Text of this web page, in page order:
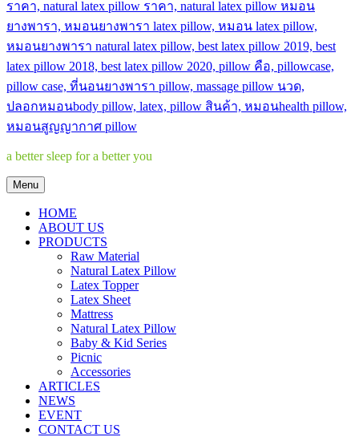
a better sleep for a better you
Menu
HOME
ABOUT US
PRODUCTS
Raw Material
Natural Latex Pillow
Latex Topper
Latex Sheet
Mattress
Natural Latex Pillow
Baby & Kid Series
Picnic
Accessories
ARTICLES
NEWS
EVENT
CONTACT US